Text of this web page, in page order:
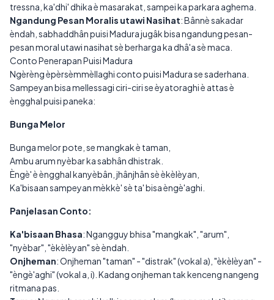
tressna, ka'dhi' dhika è masarakat, sampei ka parkara aghema.
Ngandung Pesan Moralis utawi Nasihat: Bânnè sakadar
èndah, sabhaddhân puisi Madura jugâk bisa ngandung pesan-
pesan moral utawi nasihat sè berharga ka dhâ'a sè maca.
Conto Penerapan Puisi Madura
Ngèrèng èpèrsèmmèllaghi conto puisi Madura se saderhana.
Sampeyan bisa mellessagi ciri-ciri se èyatoraghi è attas è
èngghal puisi paneka:
Bunga Melor
Bunga melor pote, se mangkak è taman,
Ambu arum nyèbar ka sabhân dhistrak.
Èngè' è èngghal kanyèbân, jhânjhân sè èkèlèyan,
Ka'bisaan sampeyan mèkkè' sè ta' bisa èngè'aghi.
Panjelasan Conto:
Ka'bisaan Bhasa: Ngangguy bhisa "mangkak", "arum",
"nyèbar", "èkèlèyan" sè èndah.
Onjheman: Onjheman "taman" - "distrak" (vokal a), "èkèlèyan" -
"èngè'aghi" (vokal a, i). Kadang onjheman tak kenceng nangeng
ritmana pas.